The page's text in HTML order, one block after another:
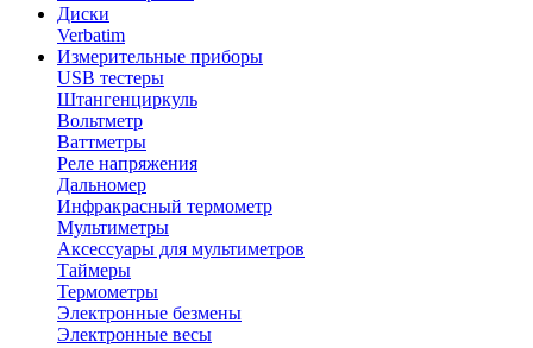
Диски
Verbatim
Измерительные приборы
USB тестеры
Штангенциркуль
Вольтметр
Ваттметры
Реле напряжения
Дальномер
Инфракрасный термометр
Мультиметры
Аксессуары для мультиметров
Таймеры
Термометры
Электронные безмены
Электронные весы